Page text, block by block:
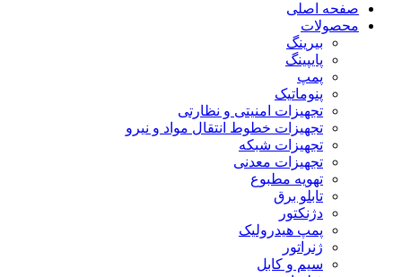
صفحه اصلی
محصولات
بیرینگ
پایپینگ
پمپ
پنوماتیک
تجهیزات امنیتی و نظارتی
تجهیزات خطوط انتقال مواد و نیرو
تجهیزات شبکه
تجهیزات معدنی
تهویه مطبوع
تابلو برق
دژنکتور
پمپ هیدرولیک
ژنراتور
سیم و کابل